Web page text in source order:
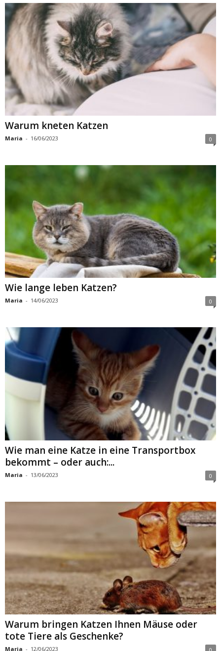
Warum kneten Katzen
Maria - 16/06/2023 0
Wie lange leben Katzen?
Maria - 14/06/2023 0
Wie man eine Katze in eine Transportbox
bekommt – oder auch:...
Maria - 13/06/2023 0
Warum bringen Katzen Ihnen Mäuse oder
tote Tiere als Geschenke?
Maria - 12/06/2023